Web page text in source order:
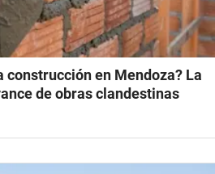
construcción en Mendoza? La
de obras clandestinas